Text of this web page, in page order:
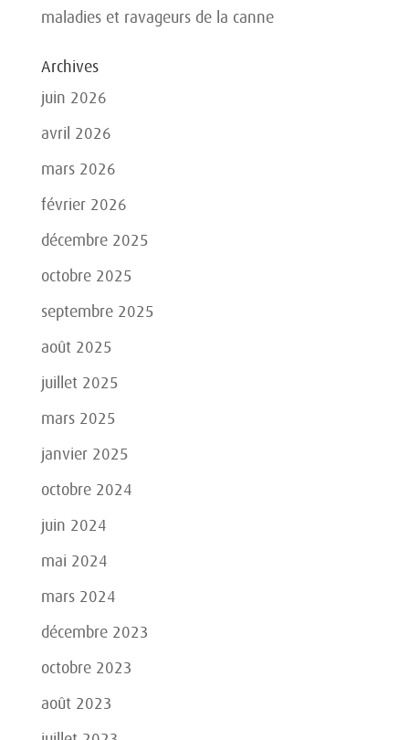
maladies et ravageurs de la canne
Archives
juin 2026
avril 2026
mars 2026
février 2026
décembre 2025
octobre 2025
septembre 2025
août 2025
juillet 2025
mars 2025
janvier 2025
octobre 2024
juin 2024
mai 2024
mars 2024
décembre 2023
octobre 2023
août 2023